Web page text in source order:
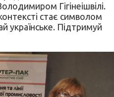
Гігінеішвілі.
стає символом
українське. Підтримуй